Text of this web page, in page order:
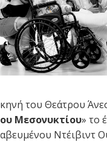
του Θεάτρου
Μεσονυκτίου» το
Ντέιβιντ